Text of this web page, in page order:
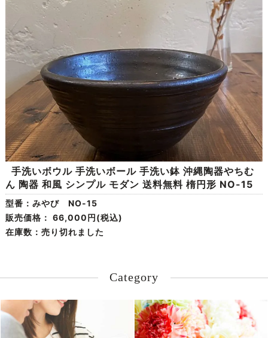
手洗いボウル 手洗いボール 手洗い鉢 沖縄陶器やちむ
ん 陶器 和風 シンプル モダン 送料無料 楕円形 NO-15
型番：みやび NO-15
販売価格： 66,000円(税込)
在庫数：売り切れました
Category